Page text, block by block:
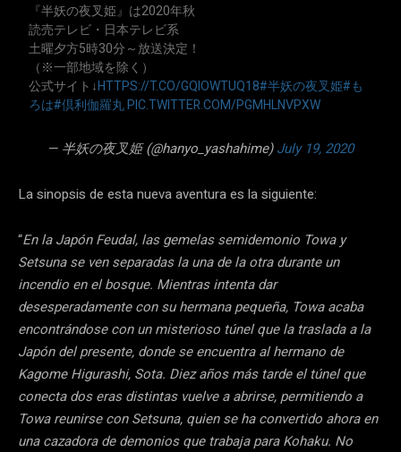
『半妖の夜叉姫』は2020年秋
読売テレビ・日本テレビ系
土曜夕方5時30分～放送決定！
（※一部地域を除く）
公式サイト↓HTTPS://T.CO/GQIOWTUQ18#半妖の夜叉姫#も
ろは#倶利伽羅丸PIC.TWITTER.COM/PGMHLNVPXW
— 半妖の夜叉姫 (@hanyo_yashahime)July 19, 2020
La sinopsis de esta nueva aventura es la siguiente:
“En la Japón Feudal, las gemelas semidemonio Towa y
Setsuna se ven separadas la una de la otra durante un
incendio en el bosque. Mientras intenta dar
desesperadamente con su hermana pequeña, Towa acaba
encontrándose con un misterioso túnel que la traslada a la
Japón del presente, donde se encuentra al hermano de
Kagome Higurashi, Sota. Diez años más tarde el túnel que
conecta dos eras distintas vuelve a abrirse, permitiendo a
Towa reunirse con Setsuna, quien se ha convertido ahora en
una cazadora de demonios que trabaja para Kohaku. No